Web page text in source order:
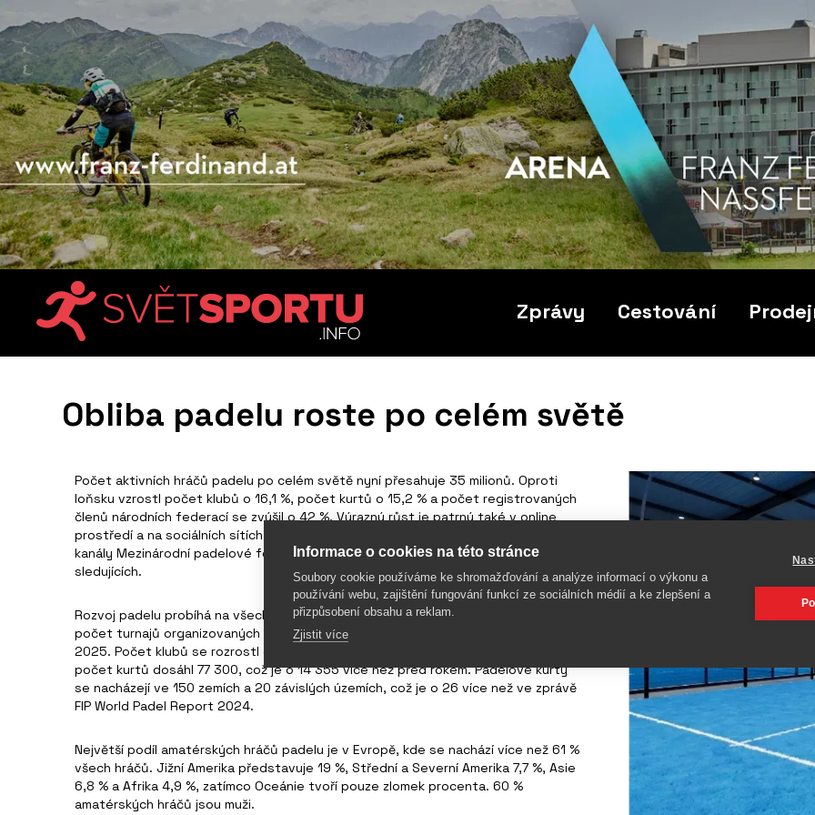
Zprávy Cestování
Obliba padelu roste po celém světě
Počet aktivních hráčů padelu po celém světě nyní přesahuje 35 milionů. Oproti
loňsku vzrostl počet klubů o 16,1 %, počet kurtů o 15,2 % a počet registrovaných
členů národních federací se zvýšil o 42 %. Výrazný růst je patrný také v online
prostředí a na sociálních sítích – web zaznamenal 70 milionů zobrazení stránek a
kanály Mezinárodní padelové federace (FIP) mají dohromady přes 800 000
sledujících.
Rozvoj padelu probíhá na všech pěti kontinentech a podporuje ho také rostoucí
počet turnajů organizovaných FIP, který se zvýšil ze 182 v roce 2024 na 290 v roce
2025. Počet klubů se rozrostl o 4 775 a celkově nyní přesahuje 24 600. Celkový
počet kurtů dosáhl 77 300, což je o 14 355 více než před rokem. Padelové kurty
se nacházejí ve 150 zemích a 20 závislých územích, což je o 26 více než ve zprávě
FIP World Padel Report 2024.
Největší podíl amatérských hráčů padelu je v Evropě, kde se nachází více než 61 %
všech hráčů. Jižní Amerika představuje 19 %, Střední a Severní Amerika 7,7 %, Asie
6,8 % a Afrika 4,9 %, zatímco Oceánie tvoří pouze zlomek procenta. 60 %
amatérských hráčů jsou muži.
Informace o cookies na této stránce
Soubory cookie používáme ke shromažďování a analýze informací o výkonu a
používání webu, zajištění fungování funkcí ze sociálních médií a ke zlepšení a
přizpůsobení obsahu a reklam.
Zjistit více